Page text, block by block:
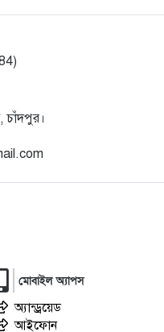
সপ্তাহ উদযাপনের
সংস্কৃতি ও ঐতিহ্যের
প্রশাসক
বিদ্যালয় মাঠ সংরক্ষণ
শুরু
বিয়ের দাবিতে
সদস্যের প্রতিনিধি দলে
হীরা
চাঁদপুর।
মোবাইল অ্যাপস
অ্যান্ড্রয়েড
আইফোন